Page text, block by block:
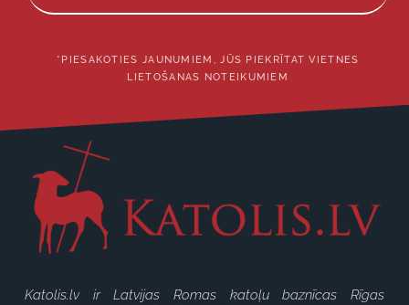
*PIESAKOTIES JAUNUMIEM, JŪS PIEKRĪTAT VIETNES
LIETOŠANAS NOTEIKUMIEM
Katolis.lv ir Latvijas Romas katoļu baznīcas Rīgas